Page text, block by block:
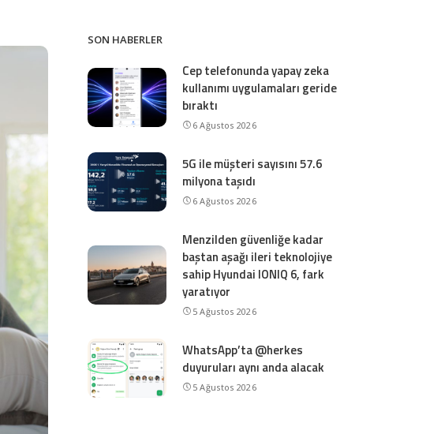
SON HABERLER
Cep telefonunda yapay zeka
kullanımı uygulamaları geride
bıraktı
6 Ağustos 2026
5G ile müşteri sayısını 57.6
milyona taşıdı
6 Ağustos 2026
Menzilden güvenliğe kadar
baştan aşağı ileri teknolojiye
sahip Hyundai IONIQ 6, fark
yaratıyor
5 Ağustos 2026
WhatsApp’ta @herkes
duyuruları aynı anda alacak
5 Ağustos 2026